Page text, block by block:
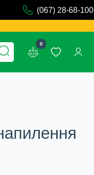
(067) 28-68-100
0